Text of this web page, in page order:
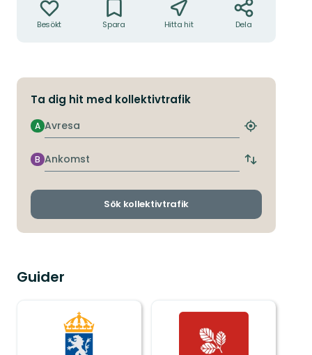
Besökt Spara Hitta hit Dela
Ta dig hit med kollektivtrafik
Avresa
A
Hitta
hållplats
Ankomst
B
Byt
och
Sök kollektivtrafik
Guider